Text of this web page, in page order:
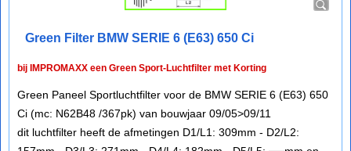
Green Filter BMW SERIE 6 (E63) 650 Ci
bij IMPROMAXX een Green Sport-Luchtfilter met Korting
Green Paneel Sportluchtfilter voor de BMW SERIE 6 (E63) 650
Ci (mc: N62B48 /367pk) van bouwjaar 09/05>09/11
dit luchtfilter heeft de afmetingen D1/L1: 309mm - D2/L2: